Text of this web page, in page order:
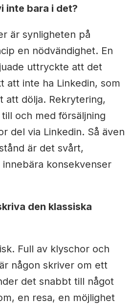
inte bara i det?
är synligheten på
en nödvändighet. En
uttryckte att det
att inte ha Linkedin, som
att dölja. Rekrytering,
och med försäljning
del via Linkedin. Så även
är det svårt,
konsekvenser
den klassiska
Full av klyschor och
någon skriver om ett
det snabbt till något
en resa, en möjlighet